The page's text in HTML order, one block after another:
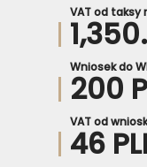
VAT od
Wniosek do
200
VAT od
46